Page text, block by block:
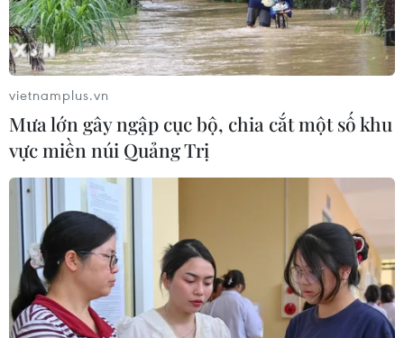
Vận tải biển toàn cầu tăng mạnh bất
chấp căng thẳng địa chính trị
09/08/2026 02:06
Canada chạy đua đạt thỏa thuận
trước khi thuế quan mới của Mỹ có
hiệu lực
09/08/2026 02:03
Khoa học công nghệ sẽ trở thành
vietnamplus.vn
Mưa lớn gây ngập cục bộ, chia cắt một số khu
vực miền núi Quảng Trị